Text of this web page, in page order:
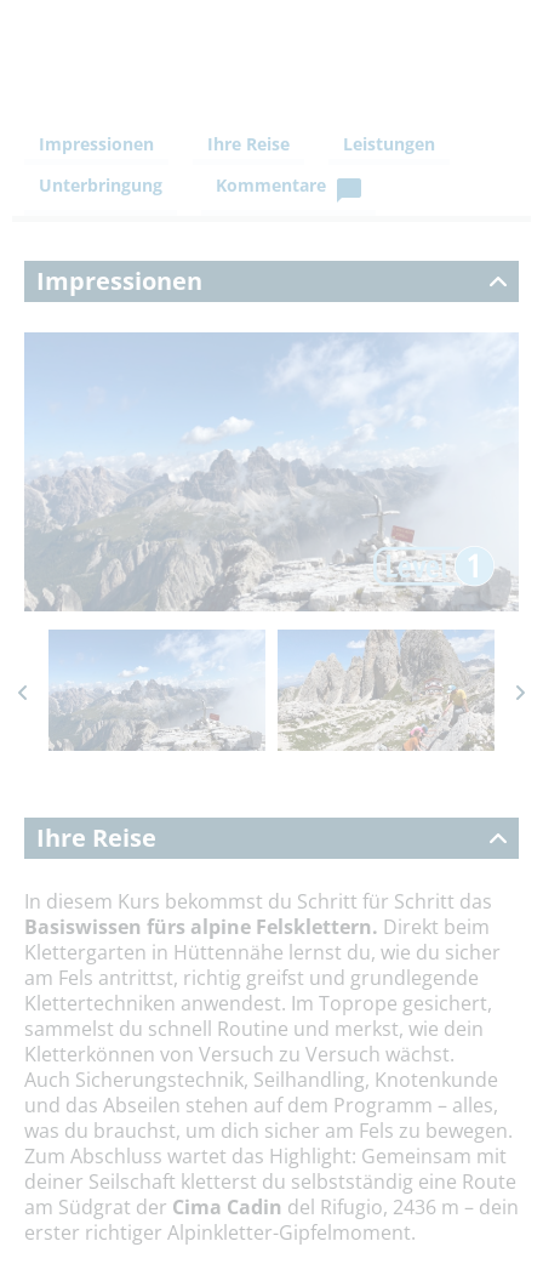
Impressionen Ihre Reise
Leistungen
Unterbringung
Kommentare
Impressionen
Ihre Reise
In diesem Kurs bekommst du Schritt für Schritt das
Basiswissen fürs alpine Felsklettern. Direkt beim
Klettergarten in Hüttennähe lernst du, wie du sicher
am Fels antrittst, richtig greifst und grundlegende
Klettertechniken anwendest. Im Toprope gesichert,
sammelst du schnell Routine und merkst, wie dein
Kletterkönnen von Versuch zu Versuch wächst.
Auch Sicherungstechnik, Seilhandling, Knotenkunde
und das Abseilen stehen auf dem Programm – alles,
was du brauchst, um dich sicher am Fels zu bewegen.
Zum Abschluss wartet das Highlight: Gemeinsam mit
deiner Seilschaft kletterst du selbstständig eine Route
am Südgrat der Cima Cadin del Rifugio, 2436 m – dein
erster richtiger Alpinkletter-Gipfelmoment.